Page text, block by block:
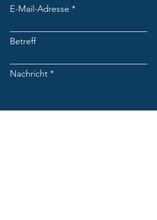
E-Mail-Adresse
Betreff
Nachricht